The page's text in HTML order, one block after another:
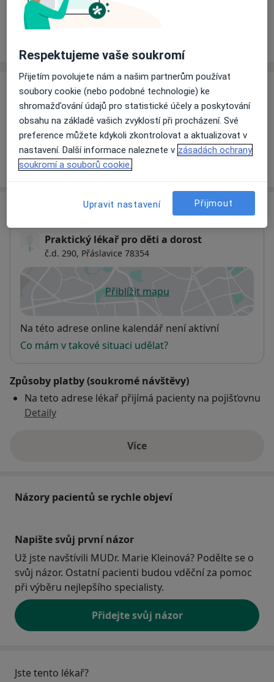
Ceník
Informace o službách a cenách nejsou k dispozici
Tento specialista ještě nepřidával žádné informace o
svých službách.
Praktický lékař pro děti a dorost
č.d. 290, Přáslavice 78354
Přiblížit mapuse otevře v nové záložce
Dostupnost
Na této adrese online kalendář není aktivní
Co mám v takové situaci udělat?
Způsoby platby (soukromé návštěvy)
Na teto adrese lékař přijímá pacienty na pojišťovnu
Detaily
Víceo adrese
Názory pacientů se rychle objeví
Napište svůj první názor
Už jste navštívili MUDr. Marie Kleinová? Podělte se o
svůj názor. Ostatní pacienti budou vděční za pomoc
při výběru nejlepšího specialisty.
Přidejte svůj názor
Jste tento lékař?
Respektujeme vaše soukromí
Přijetím povolujete nám a našim partnerům používat
soubory cookie (nebo podobné technologie) ke
shromažďování údajů pro statistické účely a poskytování
obsahu na základě vašich zvyklostí při procházení. Své
preference můžete kdykoli zkontrolovat a aktualizovat v
nastavení. Další informace naleznete v zásadách ochrany
soukromí a souborů cookie.
Upravit nastavení Přijmout